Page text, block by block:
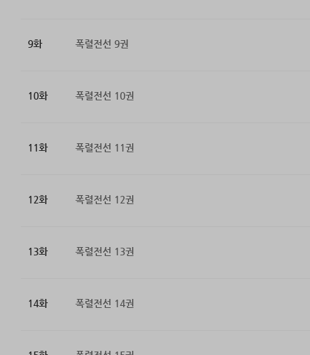
9화 폭렬전선 9권
10화 폭렬전선 10권
11화 폭렬전선 11권
12화 폭렬전선 12권
13화 폭렬전선 13권
14화 폭렬전선 14권